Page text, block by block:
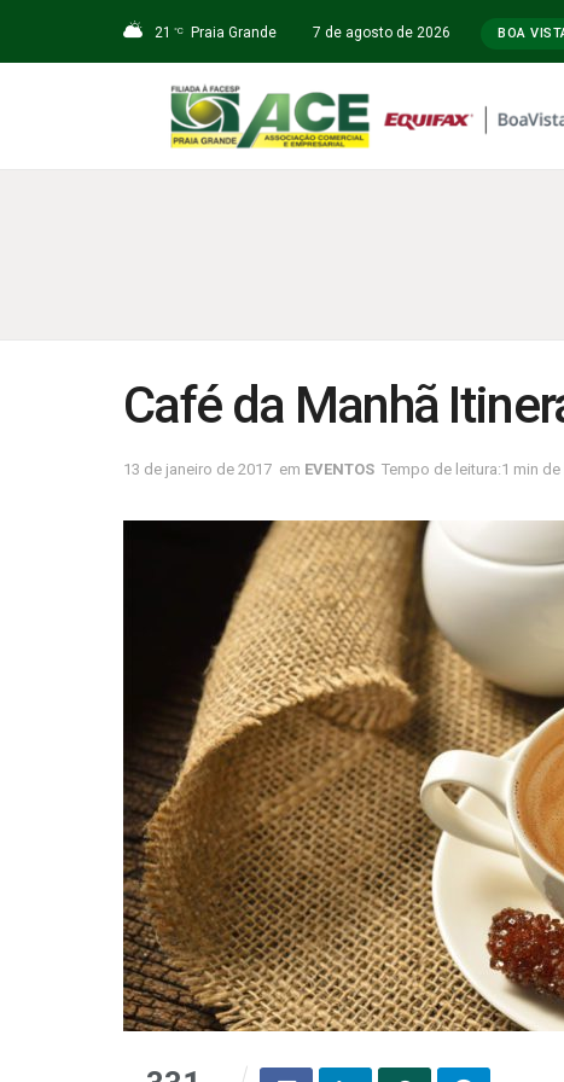
21 °C Praia Grande 7 de agosto de 2026 BOA
Café da Manhã
13 de janeiro de 2017 em EVENTOS Tempo de leitura:1 min de